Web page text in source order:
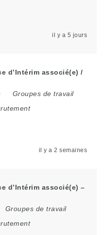
il y a 5 jours
d’Intérim associé(e) /
Groupes de travail
il y a 2 semaines
d’Intérim associé(e) –
Groupes de travail